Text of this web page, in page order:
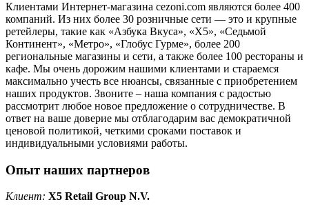
Клиентами Интернет-магазина cezoni.com являются более 400
компаний. Из них более 30 розничные сети — это и крупные
ретейлеры, такие как «Азбука Вкуса», «Х5», «Седьмой
Континент», «Метро», «Глобус Гурме», более 200
региональные магазины и сети, а также более 100 рестораны и
кафе. Мы очень дорожим нашими клиентами и стараемся
максимально учесть все нюансы, связанные с приобретением
наших продуктов. Звоните – наша компания с радостью
рассмотрит любое новое предложение о сотрудничестве. В
ответ на ваше доверие мы отблагодарим вас демократичной
ценовой политикой, четкими сроками поставок и
индивидуальными условиями работы.
Опыт наших партнеров
Клиент: X5 Retail Group N.V.